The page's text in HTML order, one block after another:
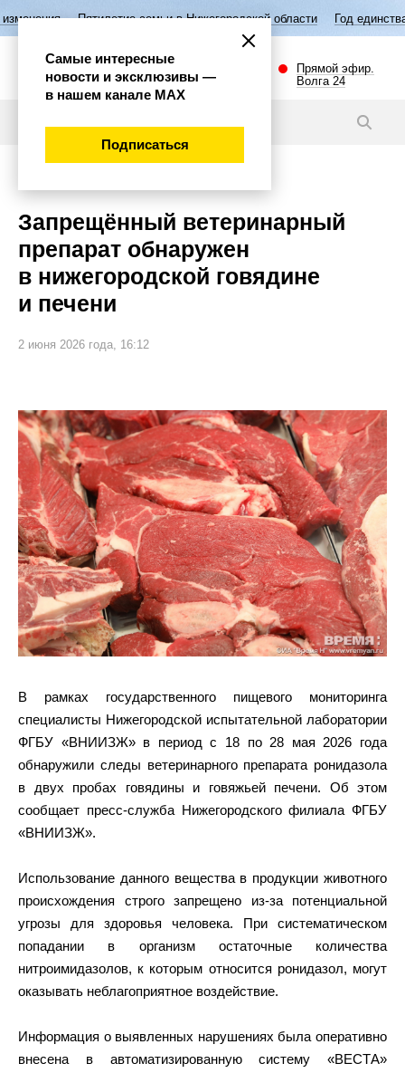
семьи в Нижегородской области Год единства народов России
Прямой эфир.
Волга 24
Запрещённый ветеринарный
препарат обнаружен
в нижегородской говядине
и печени
2 июня 2026 года, 16:12
В рамках государственного пищевого мониторинга
специалисты Нижегородской испытательной лаборатории
ФГБУ «ВНИИЗЖ» в период с 18 по 28 мая 2026 года
обнаружили следы ветеринарного препарата ронидазола
в двух пробах говядины и говяжьей печени. Об этом
сообщает пресс-служба Нижегородского филиала ФГБУ
«ВНИИЗЖ».
Использование данного вещества в продукции животного
происхождения строго запрещено из-за потенциальной
угрозы для здоровья человека. При систематическом
попадании в организм остаточные количества
нитроимидазолов, к которым относится ронидазол, могут
оказывать неблагоприятное воздействие.
Информация о выявленных нарушениях была оперативно
внесена в автоматизированную систему «ВЕСТА»
Самые интересные
новости и эксклюзивы —
в нашем канале МАХ
Подписаться